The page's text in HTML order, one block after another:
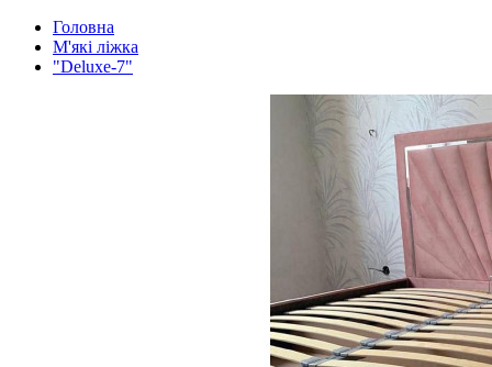
Головна
М'які ліжка
"Deluxe-7"